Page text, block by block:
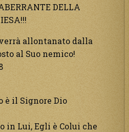
DELLA
allontanato dalla
al Suo nemico!
è il Signore Dio
in Lui, Egli è Colui che